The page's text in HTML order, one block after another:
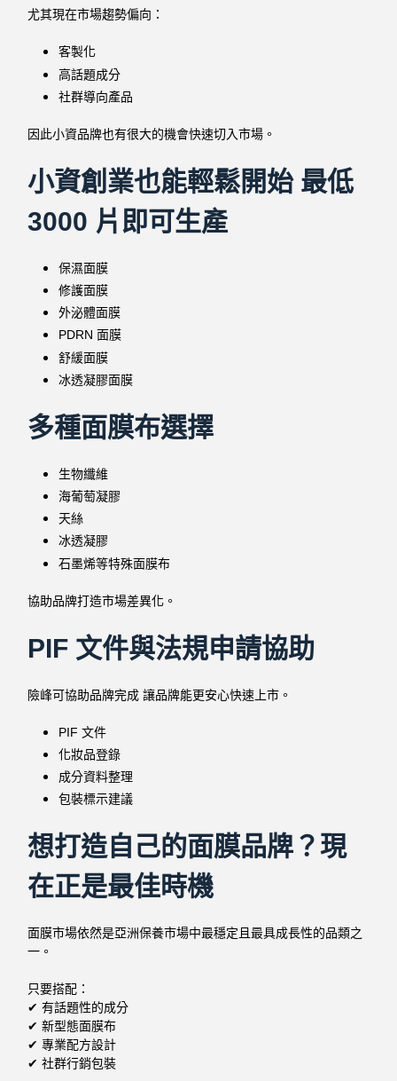
尤其現在市場趨勢偏向：
客製化
高話題成分
社群導向產品
因此小資品牌也有很大的機會快速切入市場。
小資創業也能輕鬆開始 最低
3000 片即可生產
保濕面膜
修護面膜
外泌體面膜
PDRN 面膜
舒緩面膜
冰透凝膠面膜
多種面膜布選擇
生物纖維
海葡萄凝膠
天絲
冰透凝膠
石墨烯等特殊面膜布
協助品牌打造市場差異化。
PIF 文件與法規申請協助
險峰可協助品牌完成 讓品牌能更安心快速上市。
PIF 文件
化妝品登錄
成分資料整理
包裝標示建議
想打造自己的面膜品牌？現
在正是最佳時機
面膜市場依然是亞洲保養市場中最穩定且最具成長性的品類之
一。
只要搭配：
✔ 有話題性的成分
✔ 新型態面膜布
✔ 專業配方設計
✔ 社群行銷包裝